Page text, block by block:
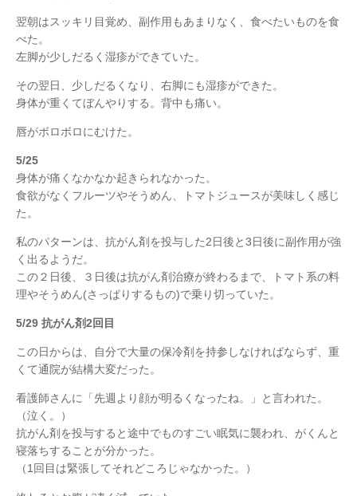
翌朝はスッキリ目覚め、副作用もあまりなく、食べたいものを食
べた。
左脚が少しだるく湿疹ができていた。
その翌日、少しだるくなり、右脚にも湿疹ができた。
身体が重くてぼんやりする。背中も痛い。
唇がボロボロにむけた。
5/25
身体が痛くなかなか起きられなかった。
食欲がなくフルーツやそうめん、トマトジュースが美味しく感じ
た。
私のパターンは、抗がん剤を投与した2日後と3日後に副作用が強
く出るようだ。
この２日後、３日後は抗がん剤治療が終わるまで、トマト系の料
理やそうめん(さっぱりするもの)で乗り切っていた。
5/29 抗がん剤2回目
この日からは、自分で大量の保冷剤を持参しなければならず、重
くて通院が結構大変だった。
看護師さんに「先週より顔が明るくなったね。」と言われた。
（泣く。）
抗がん剤を投与すると途中でものすごい眠気に襲われ、がくんと
寝落ちすることが分かった。
（1回目は緊張してそれどころじゃなかった。）